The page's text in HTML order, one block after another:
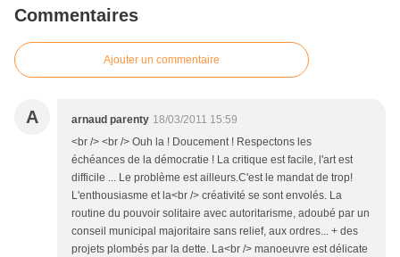
Commentaires
Ajouter un commentaire
A arnaud parenty 18/03/2011 15:59
<br /> <br /> Ouh la ! Doucement ! Respectons les
échéances de la démocratie ! La critique est facile, l'art est
difficile ... Le problème est ailleurs.C'est le mandat de trop!
L'enthousiasme et la<br /> créativité se sont envolés. La
routine du pouvoir solitaire avec autoritarisme, adoubé par un
conseil municipal majoritaire sans relief, aux ordres... + des
projets plombés par la dette. La<br /> manoeuvre est délicate